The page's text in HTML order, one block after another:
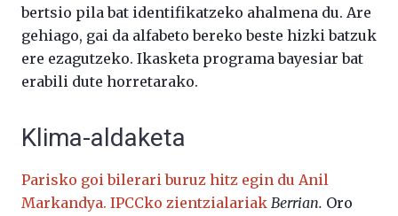
bertsio pila bat identifikatzeko ahalmena du. Are
gehiago, gai da alfabeto bereko beste hizki batzuk
ere ezagutzeko. Ikasketa programa bayesiar bat
erabili dute horretarako.
Klima-aldaketa
Parisko goi bilerari buruz hitz egin du Anil
Markandya. IPCCko zientzialariak Berrian. Oro